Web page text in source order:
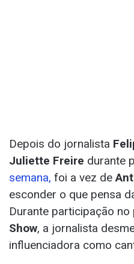
Depois do jornalista
Juliette Freire durante
semana, foi a vez de
esconder o que pensa
Durante participação no
Show, a jornalista
influenciadora como